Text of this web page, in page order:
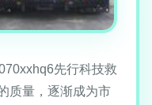
先行科技救
质量，逐渐成为市